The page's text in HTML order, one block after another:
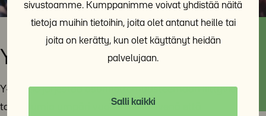
sivustoamme. Kumppanimme voivat yhdistää näitä
tietoja muihin tietoihin, joita olet antanut heille tai
joita on kerätty, kun olet käyttänyt heidän
palvelujaan.
Salli kaikki
Y-Säätiön tapahtumat
Y-Säätiö järjestää asunnottomuusteemaan liittyviä
tapahtumia ympäri vuoden sekä livenä että